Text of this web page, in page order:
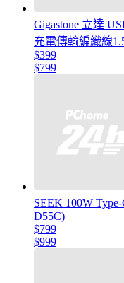
Gigastone 立達
充電傳輸編織線
$399
$799
SEEK 100W
D55C)
$799
$999